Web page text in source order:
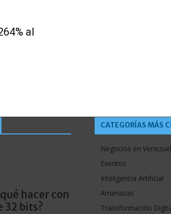
al
hacer con
32 bits?
CATEGORÍAS MÁS
Negocios en
Eventos
Inteligencia Artificial
Amenazas
Transformación